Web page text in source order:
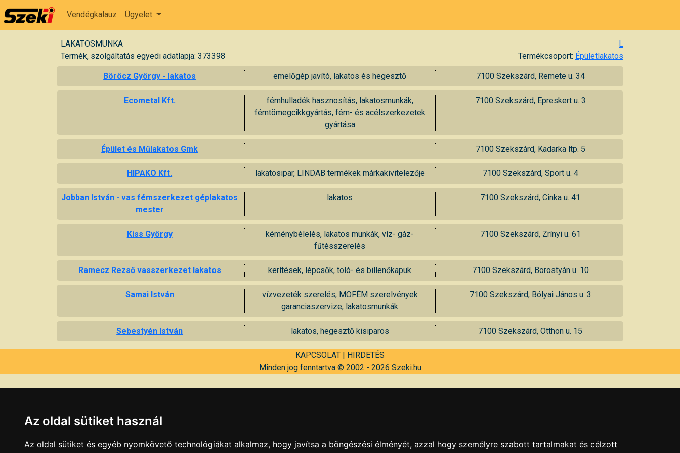
Vendégkalauz Ügyelet
LAKATOSMUNKA
L
Termék, szolgáltatás egyedi adatlapja: 373398
Termékcsoport: Épületlakatos
Böröcz György - lakatos emelőgép javító, lakatos és hegesztő 7100 Szekszárd, Remete u. 34
Ecometal Kft.
fémhulladék hasznosítás, lakatosmunkák,
fémtömegcikkgyártás, fém- és acélszerkezetek
gyártása
7100 Szekszárd, Epreskert u. 3
Épület és Műlakatos Gmk 7100 Szekszárd, Kadarka ltp. 5
HIPAKO Kft. lakatosipar, LINDAB termékek márkakivitelezője 7100 Szekszárd, Sport u. 4
Jobban István - vas fémszerkezet géplakatos
mester
lakatos 7100 Szekszárd, Cinka u. 41
Kiss György
kéménybélelés, lakatos munkák, víz- gáz-
fűtésszerelés
7100 Szekszárd, Zrínyi u. 61
Ramecz Rezső vasszerkezet lakatos kerítések, lépcsők, toló- és billenőkapuk 7100 Szekszárd, Borostyán u. 10
Samai István
vízvezeték szerelés, MOFÉM szerelvények
garanciaszervize, lakatosmunkák
7100 Szekszárd, Bólyai János u. 3
Sebestyén István lakatos, hegesztő kisiparos 7100 Szekszárd, Otthon u. 15
KAPCSOLAT | HIRDETÉS
Minden jog fenntartva © 2002 - 2026 Szeki.hu
Az oldal sütiket használ
Az oldal sütiket és egyéb nyomkövető technológiákat alkalmaz, hogy javítsa a böngészési élményét, azzal hogy személyre szabott tartalmakat és célzott